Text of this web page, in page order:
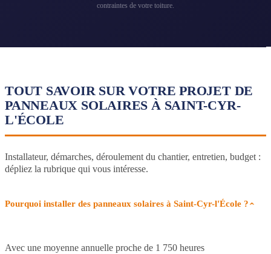
contraintes de votre toiture.
TOUT SAVOIR SUR VOTRE PROJET DE
PANNEAUX SOLAIRES À SAINT-CYR-
L'ÉCOLE
Installateur, démarches, déroulement du chantier, entretien, budget :
dépliez la rubrique qui vous intéresse.
Pourquoi installer des panneaux solaires à Saint-Cyr-l'École ?
Avec une moyenne annuelle proche de 1 750 heures